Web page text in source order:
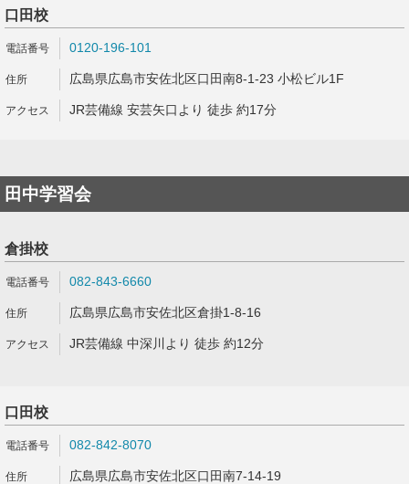
口田校
0120-196-101
広島県広島市安佐北区口田南8-1-23 小松ビル1F
JR芸備線 安芸矢口より 徒歩 約17分
田中学習会
倉掛校
082-843-6660
広島県広島市安佐北区倉掛1-8-16
JR芸備線 中深川より 徒歩 約12分
口田校
082-842-8070
広島県広島市安佐北区口田南7-14-19